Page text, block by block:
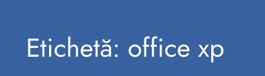
Etichetă: office xp